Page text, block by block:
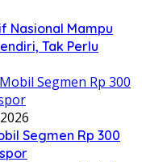
Nasional Mampu
Tak Perlu
Segmen Rp 300